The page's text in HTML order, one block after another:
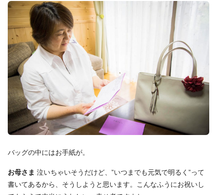
バッグの中にはお手紙が。
お母さま 泣いちゃいそうだけど、”いつまでも元気で明るく”って
書いてあるから、そうしようと思います。こんなふうにお祝いし